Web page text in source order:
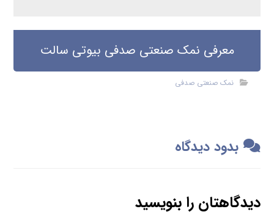
معرفی نمک صنعتی صدفی بیوتی سالت
نمک صنعتی صدفی
بدود دیدگاه
دیدگاهتان را بنویسید